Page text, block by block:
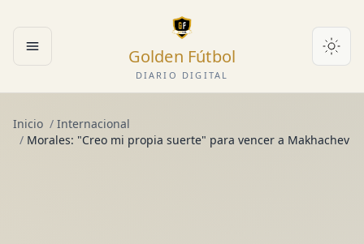
Abrir menú Golden Fútbol
DIARIO DIGITAL
Inicio / Internacional
/ Morales: "Creo mi propia suerte" para vencer a Makhachev